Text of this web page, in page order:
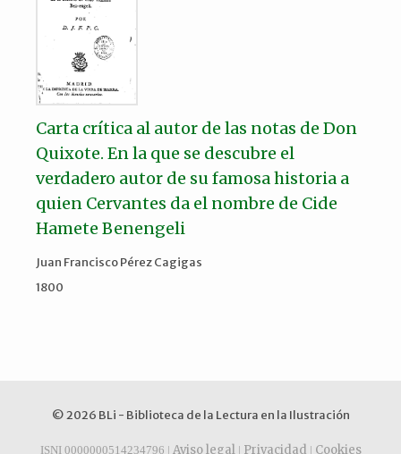
Carta crítica al autor de las notas de Don
Quixote. En la que se descubre el
verdadero autor de su famosa historia a
quien Cervantes da el nombre de Cide
Hamete Benengeli
Juan Francisco Pérez Cagigas
1800
© 2026 BLi - Biblioteca de la Lectura en la Ilustración
ISNI 0000000514234796 | Aviso legal| Privacidad | Cookies